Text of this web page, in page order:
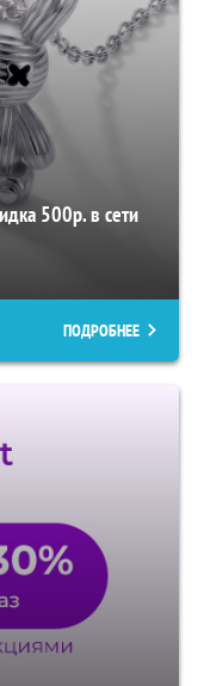
500р. в сети
ПОДРОБНЕЕ